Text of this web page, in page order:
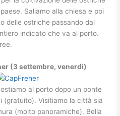
Saliamo alla chiesa e poi
delle ostriche passando dal
indicato che va al porto.
(3 settembre, venerdì)
al porto dopo un ponte
(gratuito). Visitiamo la città sia
(molto panoramiche). Bella